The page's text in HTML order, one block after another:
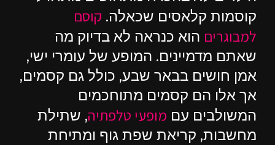
קוסמות קלאסים שכאלה. קוסם
למבוגרים הוא כנראה לא בדיוק מה
שאתם מדמיינים. המופע של עומרי ישי,
אמן חושים בבאר שבע, כולל גם קסמים,
אך אלו הם קסמים מתוחכמים
המשולבים עם מופעי טלפתיה, שתילת
מחשבות, קריאת שפת גוף ומתיחת